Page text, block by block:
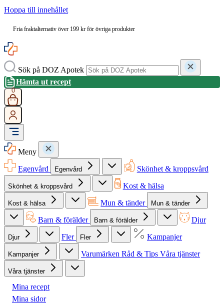
Hoppa till innehållet
Fria fraktalternativ över 199 kr för övriga produkter
Sök på DOZ Apotek
Hämta ut recept
0
Meny
Egenvård
Egenvård Skönhet & kroppsvård
Skönhet & kroppsvård Kost & hälsa
Kost & hälsa Mun & tänder Mun & tänder
Barn & förälder Barn & förälder Djur
Djur Fler Fler Kampanjer
Kampanjer Varumärken Råd & Tips Våra tjänster
Våra tjänster
Mina recept
Mina sidor